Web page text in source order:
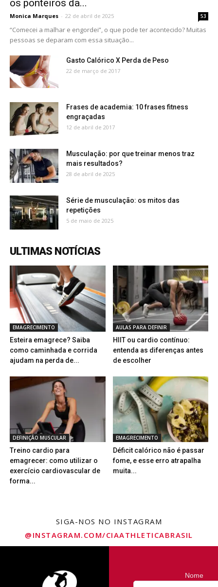
os ponteiros da...
Monica Marques - 22 de abril de 2025 53
“Comecei a malhar e engordei”, o que pode ter acontecido? Muitas
pessoas se deparam com essa situação...
Gasto Calórico X Perda de Peso
22 de março de 2017
Frases de academia: 10 frases fitness
engraçadas
12 de abril de 2017
Musculação: por que treinar menos traz
mais resultados?
28 de abril de 2025
Série de musculação: os mitos das
repetições
5 de maio de 2025
ULTIMAS NOTÍCIAS
EMAGRECIMENTO
Esteira emagrece? Saiba
como caminhada e corrida
ajudam na perda de...
AULAS PARA DEFINIR
HIIT ou cardio contínuo:
entenda as diferenças antes
de escolher
DEFINIÇÃO MUSCULAR
Treino cardio para
emagrecer: como utilizar o
exercício cardiovascular de
forma...
EMAGRECIMENTO
Déficit calórico não é passar
fome, e esse erro atrapalha
muita...
SIGA-NOS NO INSTAGRAM
@INSTAGRAM.COM/CIAATHLETICABRASIL
Nome